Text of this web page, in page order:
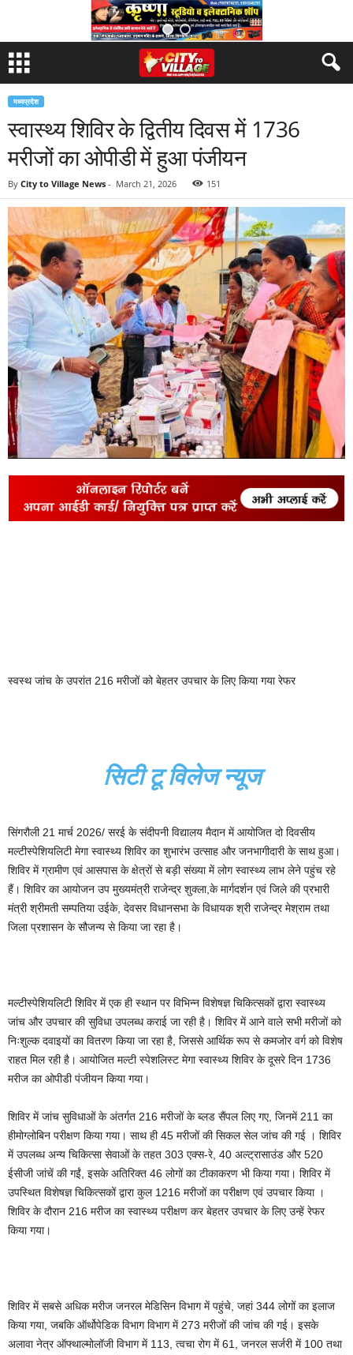
मध्यप्रदेश
स्वास्थ्य शिविर के द्वितीय दिवस में 1736
मरीजों का ओपीडी में हुआ पंजीयन
By City to Village News - March 21, 2026 151
स्वस्थ जांच के उपरांत 216 मरीजों को बेहतर उपचार के लिए किया गया रेफर
सिटी टू विलेज न्यूज
सिंगरौली 21 मार्च 2026/ सरई के संदीपनी विद्यालय मैदान में आयोजित दो दिवसीय
मल्टीस्पेशियलिटी मेगा स्वास्थ्य शिविर का शुभारंभ उत्साह और जनभागीदारी के साथ हुआ।
शिविर में ग्रामीण एवं आसपास के क्षेत्रों से बड़ी संख्या में लोग स्वास्थ्य लाभ लेने पहुंच रहे
हैं। शिविर का आयोजन उप मुख्यमंत्री राजेन्द्र शुक्ला,के मार्गदर्शन एवं जिले की प्रभारी
मंत्री श्रीमती सम्पतिया उईके, देवसर विधानसभा के विधायक श्री राजेन्द्र मेश्राम तथा
जिला प्रशासन के सौजन्य से किया जा रहा है।
मल्टीस्पेशियलिटी शिविर में एक ही स्थान पर विभिन्न विशेषज्ञ चिकित्सकों द्वारा स्वास्थ्य
जांच और उपचार की सुविधा उपलब्ध कराई जा रही है। शिविर में आने वाले सभी मरीजों को
निःशुल्क दवाइयों का वितरण किया जा रहा है, जिससे आर्थिक रूप से कमजोर वर्ग को विशेष
राहत मिल रही है। आयोजित मल्टी स्पेशलिस्ट मेगा स्वास्थ्य शिविर के दूसरे दिन 1736
मरीज का ओपीडी पंजीयन किया गया।
शिविर में जांच सुविधाओं के अंतर्गत 216 मरीजों के ब्लड सैंपल लिए गए, जिनमें 211 का
हीमोग्लोबिन परीक्षण किया गया। साथ ही 45 मरीजों की सिकल सेल जांच की गई । शिविर
में उपलब्ध अन्य चिकित्सा सेवाओं के तहत 303 एक्स-रे, 40 अल्ट्रासाउंड और 520
ईसीजी जांचें की गईं, इसके अतिरिक्त 46 लोगों का टीकाकरण भी किया गया। शिविर में
उपस्थित विशेषज्ञ चिकित्सकों द्वारा कुल 1216 मरीजों का परीक्षण एवं उपचार किया ।
शिविर के दौरान 216 मरीज का स्वास्थ्य परीक्षण कर बेहतर उपचार के लिए उन्हें रेफर
किया गया।
शिविर में सबसे अधिक मरीज जनरल मेडिसिन विभाग में पहुंचे, जहां 344 लोगों का इलाज
किया गया, जबकि ऑर्थोपेडिक विभाग विभाग में 273 मरीजों की जांच की गई। इसके
अलावा नेत्र ऑफ्थाल्मोलॉजी विभाग में 113, त्वचा रोग में 61, जनरल सर्जरी में 100 तथा